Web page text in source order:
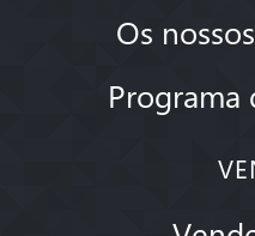
Os
Programa